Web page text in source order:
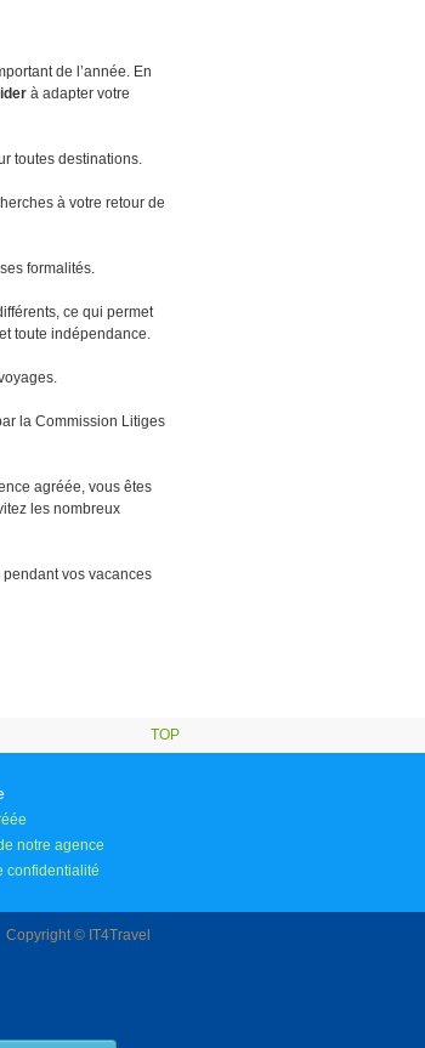
de l’année. En
à adapter votre
toutes destinations.
à votre retour de
formalités.
ce qui permet
toute indépendance.
la Commission Litiges
agréée, vous êtes
les nombreux
vos vacances
TOP
notre agence
confidentialité
Copyright © IT4Travel